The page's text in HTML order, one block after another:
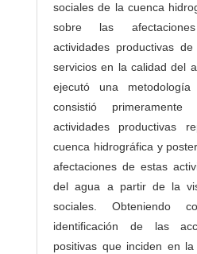
sociales de la cuenca
sobre las
actividades productivas
servicios en la calidad del
ejecutó una
consistió
actividades productivas
cuenca hidrográfica y
afectaciones de estas
del agua a partir de la
sociales. Obteniendo
identificación de las
positivas que inciden en